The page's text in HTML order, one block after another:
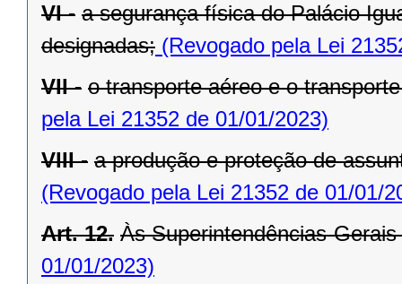
VI - a segurança física do Palácio
designadas; (Revogado pela Lei
VII - o transporte aéreo e o
pela Lei 21352 de 01/01/2023)
VIII - a produção e proteção de
(Revogado pela Lei 21352 de 01/01/
Art. 12. Às Superintendências-
01/01/2023)